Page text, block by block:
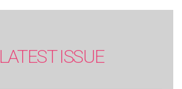
LATEST ISSUE